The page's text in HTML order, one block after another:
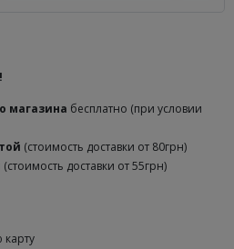
магазина бесплатно (при условии
(стоимость доставки от 80грн)
(стоимость доставки от 55грн)